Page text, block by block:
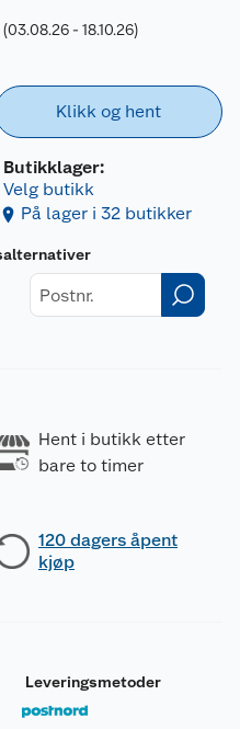
(03.08.26 - 18.10.26)
Klikk og hent
Butikklager:
Velg butikk
På lager i 32 butikker
Hent i butikk etter
bare to timer
120 dagers åpent
kjøp
Leveringsmetoder